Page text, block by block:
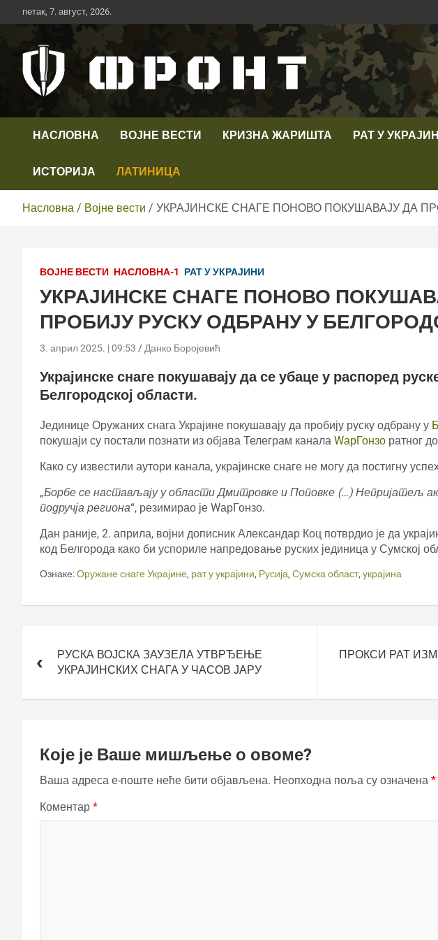
Скип
то
петак, 7. август, 2026.
Телевизија ФРОНТ
НАСЛОВНА ВОЈНЕ ВЕСТИ КРИЗНА ЖАРИШТА РАТ У
ИСТОРИЈА ЛАТИНИЦА
Насловна Војне вести УКРАЈИНСКЕ СНАГЕ ПОНОВО ПОКУШАВАЈУ ДА
ВОЈНЕ ВЕСТИ НАСЛОВНА-1 РАТ У УКРАЈИНИ
УКРАЈИНСКЕ СНАГЕ ПОНОВО
ПРОБИЈУ РУСКУ ОДБРАНУ У
3. април 2025. | 09:53 Данко Боројевић
Украјинске снаге покушавају да се убаце у распоред
Белгородској области.
Јединице Оружаних снага Украјине покушавају да пробију руску одбрану у
покушаји су постали познати из објава Телеграм канала WарГонзо ратног
Како су известили аутори канала, украјинске снаге не могу да постигну
„Борбе се настављају у области Дмитровке и Поповке (…) Непријатељ
подручја региона“, резимирао је WарГонзо.
Дан раније, 2. априла, војни дописник Александар Коц потврдио је да
код Белгорода како би успориле напредовање руских јединица у Сумској
Ознаке:Оружане снаге Украјине, рат у украјини, Русија, Сумска област, украјина
чланкаРУСКА ВОЈСКА ЗАУЗЕЛА УТВРЂЕЊЕ
УКРАЈИНСКИХ СНАГА У ЧАСОВ ЈАРУ
ПРОКСИ РАТ
Које је Ваше мишљење о овоме?
Ваша адреса е-поште неће бити објављена. Неопходна поља су означена *
Коментар *